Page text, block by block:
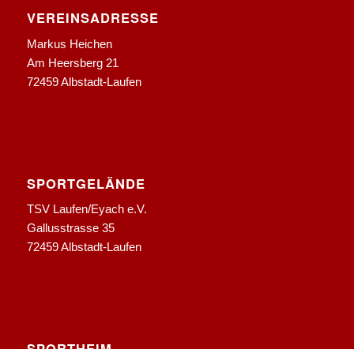
VEREINSADRESSE
Markus Heichen
Am Heersberg 21
72459 Albstadt-Laufen
SPORTGELÄNDE
TSV Laufen/Eyach e.V.
Gallusstrasse 35
72459 Albstadt-Laufen